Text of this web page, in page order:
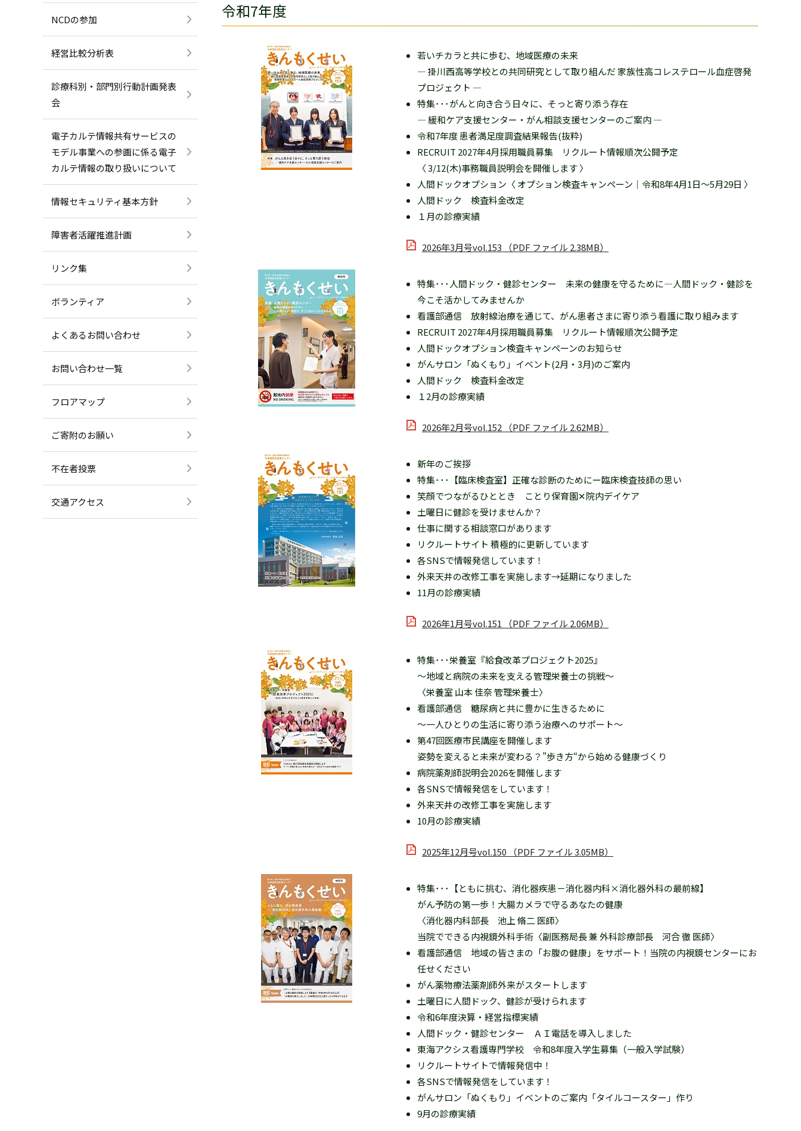
令和7年度
若いチカラと共に歩む、地域医療の未来
― 掛川西高等学校との共同研究として取り組んだ 家族性高コレステロール血症啓発
プロジェクト ―
特集･･･がんと向き合う日々に、そっと寄り添う存在
― 緩和ケア支援センター・がん相談支援センターのご案内 ―
令和7年度 患者満足度調査結果報告(抜粋)
RECRUIT 2027年4月採用職員募集 リクルート情報順次公開予定
〈 3/12(木)事務職員説明会を開催します 〉
人間ドックオプション〈 オプション検査キャンペーン｜令和8年4月1日～5月29日 〉
人間ドック 検査料金改定
１月の診療実績
2026年3月号vol.153 （PDF ファイル 2.38MB）
特集･･･人間ドック・健診センター 未来の健康を守るために―人間ドック・健診を
今こそ活かしてみませんか
看護部通信 放射線治療を通じて、がん患者さまに寄り添う看護に取り組みます
RECRUIT 2027年4月採用職員募集 リクルート情報順次公開予定
人間ドックオプション検査キャンペーンのお知らせ
がんサロン「ぬくもり」イベント(2月・3月)のご案内
人間ドック 検査料金改定
１2月の診療実績
2026年2月号vol.152 （PDF ファイル 2.62MB）
新年のご挨拶
特集･･･【臨床検査室】正確な診断のためにー臨床検査技師の思い
笑顔でつながるひととき ことり保育園✕院内デイケア
土曜日に健診を受けませんか？
仕事に関する相談窓口があります
リクルートサイト 積極的に更新しています
各SNSで情報発信しています！
外来天井の改修工事を実施します→延期になりました
11月の診療実績
2026年1月号vol.151 （PDF ファイル 2.06MB）
特集･･･栄養室『給食改革プロジェクト2025』
～地域と病院の未来を支える管理栄養士の挑戦～
〈栄養室 山本 佳奈 管理栄養士〉
看護部通信 糖尿病と共に豊かに生きるために
～一人ひとりの生活に寄り添う治療へのサポート～
第47回医療市民講座を開催します
姿勢を変えると未来が変わる？”歩き方“から始める健康づくり
病院薬剤師説明会2026を開催します
各SNSで情報発信をしています！
外来天井の改修工事を実施します
10月の診療実績
2025年12月号vol.150 （PDF ファイル 3.05MB）
特集･･･【ともに挑む、消化器疾患－消化器内科×消化器外科の最前線】
がん予防の第一歩！大腸カメラで守るあなたの健康
〈消化器内科部長 池上 脩二 医師〉
当院でできる内視鏡外科手術〈副医務局長 兼 外科診療部長 河合 徹 医師〉
看護部通信 地域の皆さまの「お腹の健康」をサポート！当院の内視鏡センターにお
任せください
がん薬物療法薬剤師外来がスタートします
土曜日に人間ドック、健診が受けられます
令和6年度決算・経営指標実績
人間ドック・健診センター ＡＩ電話を導入しました
東海アクシス看護専門学校 令和8年度入学生募集（一般入学試験）
リクルートサイトで情報発信中！
各SNSで情報発信をしています！
がんサロン「ぬくもり」イベントのご案内「タイルコースター」作り
9月の診療実績
NCDの参加
経営比較分析表
診療科別・部門別行動計画発表
会
電子カルテ情報共有サービスの
モデル事業への参画に係る電子
カルテ情報の取り扱いについて
情報セキュリティ基本方針
障害者活躍推進計画
リンク集
ボランティア
よくあるお問い合わせ
お問い合わせ一覧
フロアマップ
ご寄附のお願い
不在者投票
交通アクセス